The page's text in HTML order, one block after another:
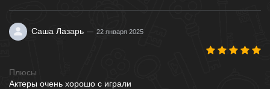
Саша Лазарь 22 января 2025
Плюсы
Актеры очень хорошо с играли